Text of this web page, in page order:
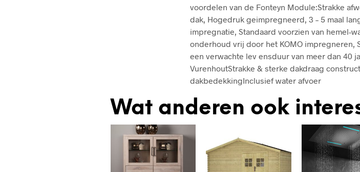
voordelen van de Fonteyn Module:Strakke
dak, Hogedruk geimpregneerd, 3 – 5 maal
impregnatie, Standaard voorzien van hemel-
onderhoud vrij door het KOMO impregneren,
een verwachte lev ensduur van meer dan 40
VurenhoutStrakke & sterke dakdraag
dakbedekkingInclusief water afvoer
Wat anderen ook